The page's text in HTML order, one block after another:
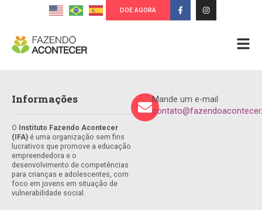
DOE AGORA
Informações
O Instituto Fazendo Acontecer
(IFA) é uma organização sem fins
lucrativos que promove a educação
empreendedora e o
desenvolvimento de competências
para crianças e adolescentes, com
foco em jovens em situação de
vulnerabilidade social.
Mande um e-mail